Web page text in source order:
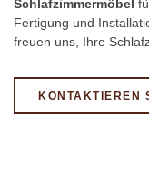
Schlafzimmermöbel
Fertigung und
freuen uns, Ihre
KONTAKTIEREN